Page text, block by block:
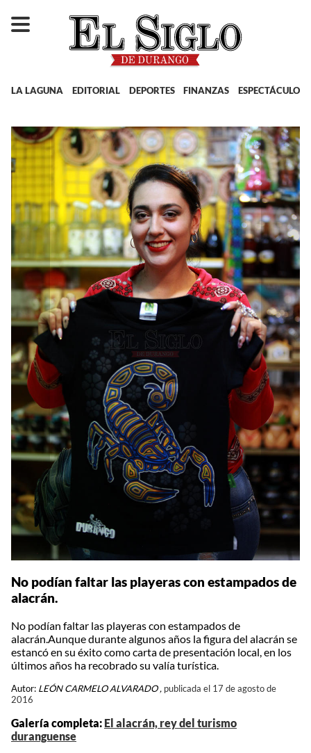
LA LAGUNA EDITORIAL DEPORTES FINANZAS ESPECTÁCULOS
No podían faltar las playeras con estampados de
alacrán.
No podían faltar las playeras con estampados de
alacrán.Aunque durante algunos años la figura del alacrán se
estancó en su éxito como carta de presentación local, en los
últimos años ha recobrado su valía turística.
Autor: LEÓN CARMELO ALVARADO , publicada el 17 de agosto de
2016
Galería completa: El alacrán, rey del turismo
duranguense